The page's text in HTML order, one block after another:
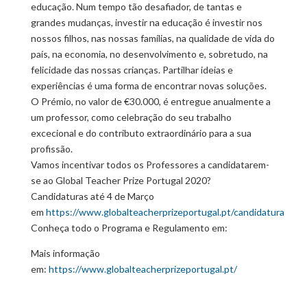
educação. Num tempo tão desafiador, de tantas e
grandes mudanças, investir na educação é investir nos
nossos filhos, nas nossas famílias, na qualidade de vida do
país, na economia, no desenvolvimento e, sobretudo, na
felicidade das nossas crianças. Partilhar ideias e
experiências é uma forma de encontrar novas soluções.
O Prémio, no valor de €30.000, é entregue anualmente a
um professor, como celebração do seu trabalho
excecional e do contributo extraordinário para a sua
profissão.
Vamos incentivar todos os Professores a candidatarem-
se ao Global Teacher Prize Portugal 2020?
Candidaturas até 4 de Março
em https://www.globalteacherprizeportugal.pt/candidatura
Conheça todo o Programa e Regulamento em:
Mais informação
em: https://www.globalteacherprizeportugal.pt/